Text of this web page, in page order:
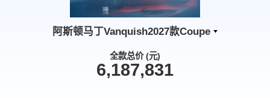
阿斯顿马丁Vanquish2027款Coupe
全款总价 (元)
6,187,831